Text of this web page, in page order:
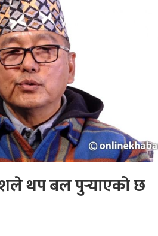
थप बल पुर्‍याएको छ